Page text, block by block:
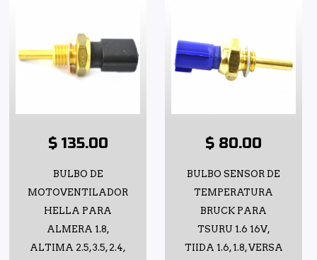
$ 135.00
BULBO DE
MOTOVENTILADOR
HELLA PARA
ALMERA 1.8,
ALTIMA 2.5, 3.5, 2.4,
$ 80.00
BULBO SENSOR DE
TEMPERATURA
BRUCK PARA
TSURU 1.6 16V,
TIIDA 1.6, 1.8, VERSA